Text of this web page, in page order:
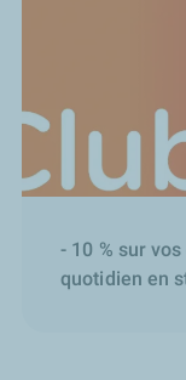
- 10 % sur
quotidien en